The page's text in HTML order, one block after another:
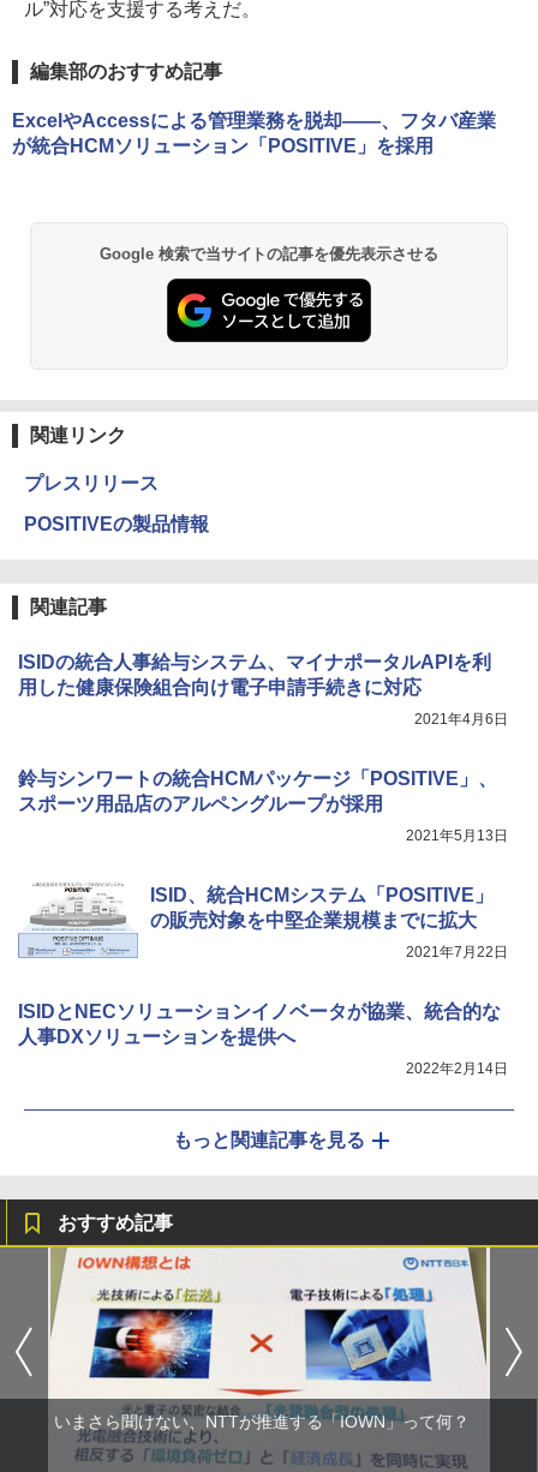
ル”対応を支援する考えだ。
編集部のおすすめ記事
ExcelやAccessによる管理業務を脱却――、フタバ産業
が統合HCMソリューション「POSITIVE」を採用
Google 検索で当サイトの記事を優先表示させる
関連リンク
プレスリリース
POSITIVEの製品情報
関連記事
ISIDの統合人事給与システム、マイナポータルAPIを利
用した健康保険組合向け電子申請手続きに対応
2021年4月6日
鈴与シンワートの統合HCMパッケージ「POSITIVE」、
スポーツ用品店のアルペングループが採用
2021年5月13日
ISID、統合HCMシステム「POSITIVE」
の販売対象を中堅企業規模までに拡大
2021年7月22日
ISIDとNECソリューションイノベータが協業、統合的な
人事DXソリューションを提供へ
2022年2月14日
もっと関連記事を見る
おすすめ記事
いまさら聞けない、NTTが推進する「IOWN」って何？